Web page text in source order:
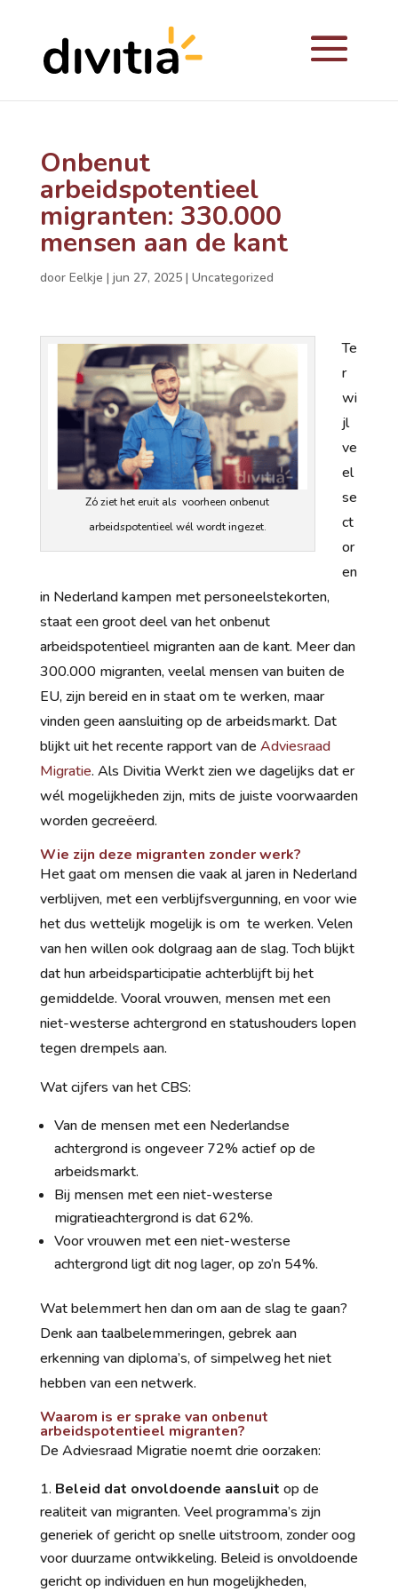
Onbenut
arbeidspotentieel
migranten: 330.000
mensen aan de kant
door Eelkje | jun 27, 2025| Uncategorized
Zó ziet het eruit als voorheen onbenut
arbeidspotentieel wél wordt ingezet.
Te
r
wi
jl
ve
el
se
ct
or
en
in Nederland kampen met personeelstekorten,
staat een groot deel van het onbenut
arbeidspotentieel migranten aan de kant. Meer dan
300.000 migranten, veelal mensen van buiten de
EU, zijn bereid en in staat om te werken, maar
vinden geen aansluiting op de arbeidsmarkt. Dat
blijkt uit het recente rapport van de Adviesraad
Migratie. Als Divitia Werkt zien we dagelijks dat er
wél mogelijkheden zijn, mits de juiste voorwaarden
worden gecreëerd.
Wie zijn deze migranten zonder werk?
Het gaat om mensen die vaak al jaren in Nederland
verblijven, met een verblijfsvergunning, en voor wie
het dus wettelijk mogelijk is om te werken. Velen
van hen willen ook dolgraag aan de slag. Toch blijkt
dat hun arbeidsparticipatie achterblijft bij het
gemiddelde. Vooral vrouwen, mensen met een
niet-westerse achtergrond en statushouders lopen
tegen drempels aan.
Wat cijfers van het CBS:
Van de mensen met een Nederlandse
achtergrond is ongeveer 72% actief op de
arbeidsmarkt.
Bij mensen met een niet-westerse
migratieachtergrond is dat 62%.
Voor vrouwen met een niet-westerse
achtergrond ligt dit nog lager, op zo’n 54%.
Wat belemmert hen dan om aan de slag te gaan?
Denk aan taalbelemmeringen, gebrek aan
erkenning van diploma’s, of simpelweg het niet
hebben van een netwerk.
Waarom is er sprake van onbenut
arbeidspotentieel migranten?
De Adviesraad Migratie noemt drie oorzaken:
Beleid dat onvoldoende aansluit op de
realiteit van migranten. Veel programma’s zijn
generiek of gericht op snelle uitstroom, zonder oog
voor duurzame ontwikkeling. Beleid is onvoldoende
gericht op individuen en hun mogelijkheden,